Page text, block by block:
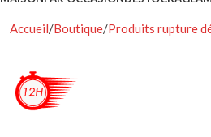
Accueil Boutique Produits rupture